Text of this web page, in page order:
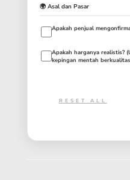
🌍 Asal dan Pasar
Apakah penjual
Apakah harganya realistis?
kepingan mentah
RESET ALL